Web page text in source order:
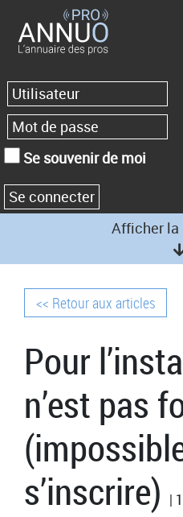
Se souvenir de moi
Afficher la
<< Retour aux articles
Pour
n’est pas
s’inscrire) |